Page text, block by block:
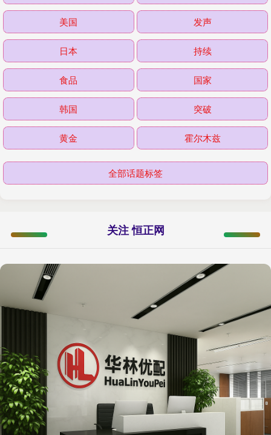
美国 发声
日本 持续
食品 国家
韩国 突破
黄金 霍尔木兹
全部话题标签
关注 恒正网